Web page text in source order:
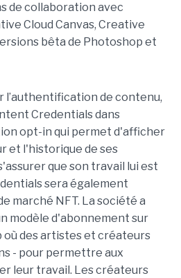
de collaboration avec
Cloud Canvas, Creative
bêta de Photoshop et
l’authentification de contenu,
Credentials dans
opt-in qui permet d'afficher
et l'historique de ses
que son travail lui est
sera également
marché NFT. La société a
modèle d'abonnement sur
où des artistes et créateurs
- pour permettre aux
leur travail. Les créateurs